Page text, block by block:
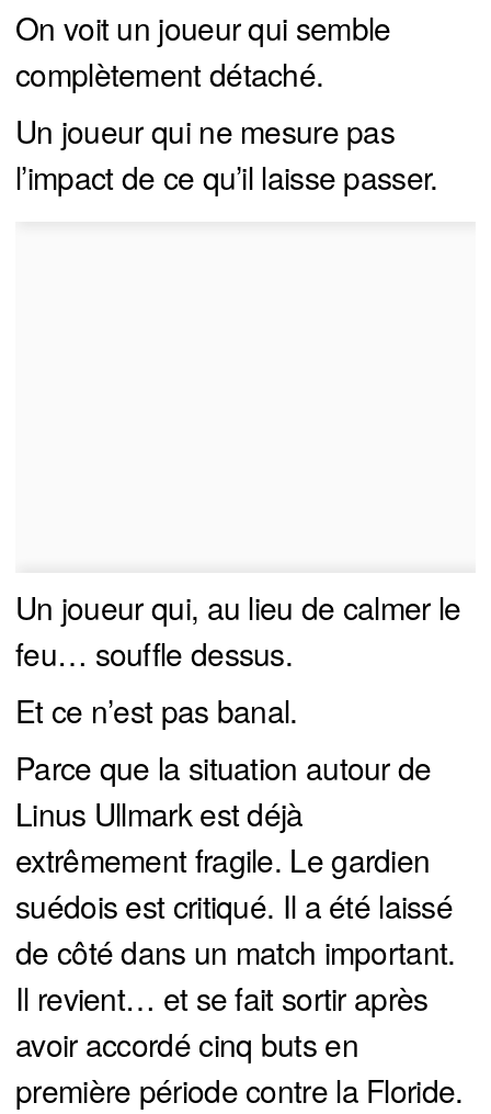
On voit un joueur qui semble
complètement détaché.
Un joueur qui ne mesure pas
l’impact de ce qu’il laisse passer.
Un joueur qui, au lieu de calmer le
feu… souffle dessus.
Et ce n’est pas banal.
Parce que la situation autour de
Linus Ullmark est déjà
extrêmement fragile. Le gardien
suédois est critiqué. Il a été laissé
de côté dans un match important.
Il revient… et se fait sortir après
avoir accordé cinq buts en
première période contre la Floride.